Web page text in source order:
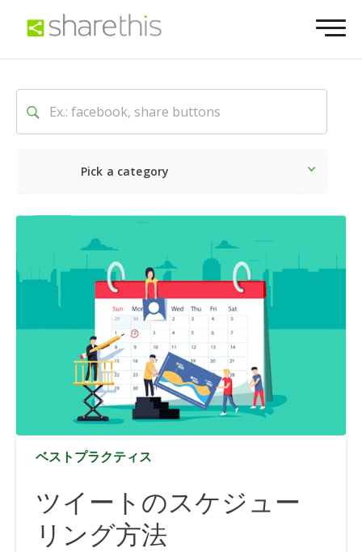
Pick a category
最新 ソーシャル マーケ
ベストプラクティス
ツイートのスケジュー
リング方法